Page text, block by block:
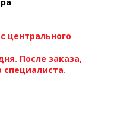
центрального
После заказа,